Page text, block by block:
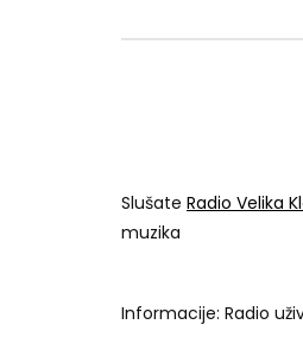
Slušate Radio Velika
muzika
Informacije: Radio